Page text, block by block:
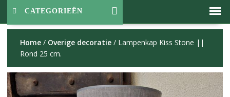
CATEGORIEËN
Home/ Overige decoratie/ Lampenkap Kiss Stone ||
Rond 25 cm.